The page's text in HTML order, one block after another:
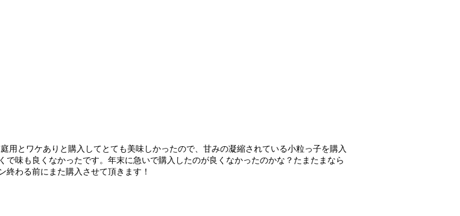
用とワケありと購入してとても美味しかったので、甘みの凝縮されている小粒っ子を購入
で味も良くなかったです。年末に急いで購入したのが良くなかったのかな？たまたまなら
わる前にまた購入させて頂きます！